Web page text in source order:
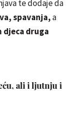
te dodaje da
spavanja,a
djeca druga
ali i ljutnju i